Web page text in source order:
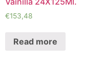
€153,48
Read more